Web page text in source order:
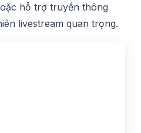
hỗ trợ truyền thông
livestream quan trọng.